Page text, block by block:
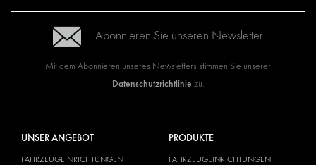
Abonnieren Sie unseren Newsletter
Mit dem Abonnieren unseres Newsletters stimmen Sie unserer
Datenschutzrichtlinie zu.
UNSER ANGEBOT
FAHRZEUGEINRICHTUNGEN
PRODUKTE
FAHRZEUGEINRICHTUNGEN